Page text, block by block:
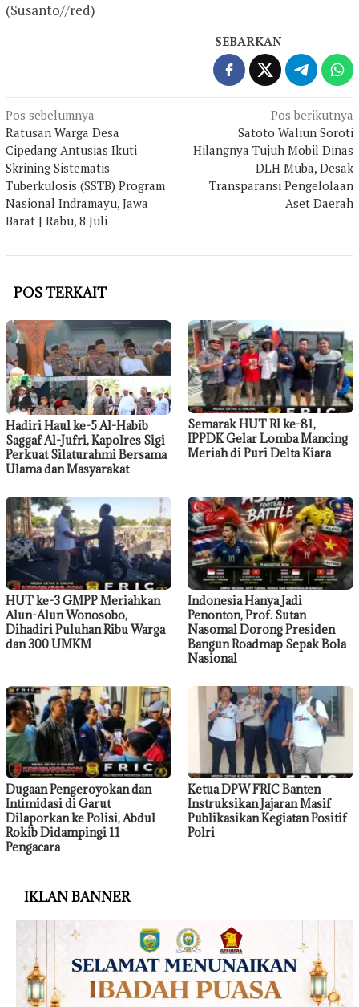
(Susanto//red)
SEBARKAN
Navigasi
pos
Pos sebelumnya
Ratusan Warga Desa
Cipedang Antusias Ikuti
Skrining Sistematis
Tuberkulosis (SSTB) Program
Nasional Indramayu, Jawa
Barat | Rabu, 8 Juli
Pos berikutnya
Satoto Waliun Soroti
Hilangnya Tujuh Mobil Dinas
DLH Muba, Desak
Transparansi Pengelolaan
Aset Daerah
POS TERKAIT
Hadiri Haul ke-5 Al-Habib
Saggaf Al-Jufri, Kapolres Sigi
Perkuat Silaturahmi Bersama
Ulama dan Masyarakat
Semarak HUT RI ke-81,
IPPDK Gelar Lomba Mancing
Meriah di Puri Delta Kiara
HUT ke-3 GMPP Meriahkan
Alun-Alun Wonosobo,
Dihadiri Puluhan Ribu Warga
dan 300 UMKM
Indonesia Hanya Jadi
Penonton, Prof. Sutan
Nasomal Dorong Presiden
Bangun Roadmap Sepak Bola
Nasional
Dugaan Pengeroyokan dan
Intimidasi di Garut
Dilaporkan ke Polisi, Abdul
Rokib Didampingi 11
Pengacara
Ketua DPW FRIC Banten
Instruksikan Jajaran Masif
Publikasikan Kegiatan Positif
Polri
IKLAN BANNER